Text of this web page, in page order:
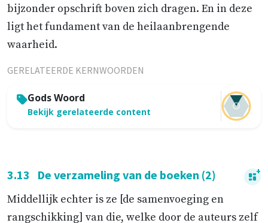
bijzonder opschrift boven zich dragen. En in deze
ligt het fundament van de heilaanbrengende
waarheid.
GERELATEERDE KERNWOORDEN
Gods Woord
Bekijk gerelateerde content
3.13 De verzameling van de boeken (2)
Middellijk echter is ze [de samenvoeging en
rangschikking] van die, welke door de auteurs zelf